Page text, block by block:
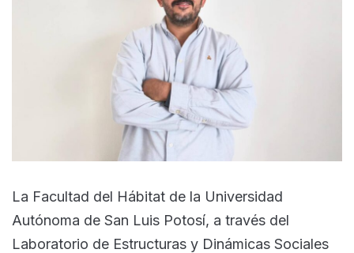
La Facultad del Hábitat de la Universidad
Autónoma de San Luis Potosí, a través del
Laboratorio de Estructuras y Dinámicas Sociales